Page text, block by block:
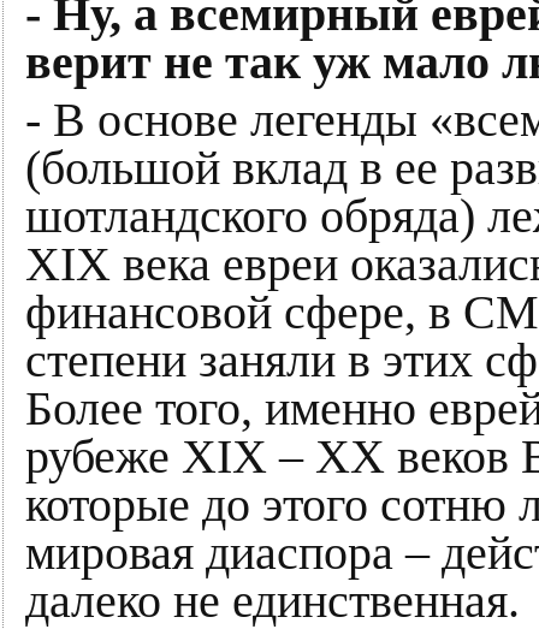
- Ну, а всемирный
верит не так уж мало
- В основе легенды
(большой вклад в ее
шотландского обряда)
XIX века евреи
финансовой сфере, в
степени заняли в этих
Более того, именно
рубеже XIX – XX
которые до этого сотню
мировая диаспора –
далеко не единственная.